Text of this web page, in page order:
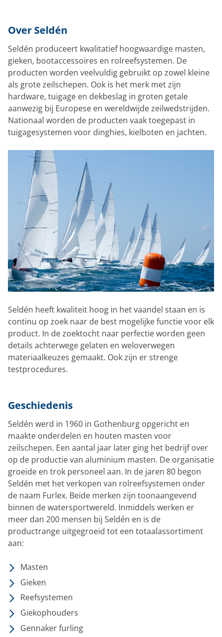
Over Seldén
Seldén produceert kwalitatief hoogwaardige masten,
gieken, bootaccessoires en rolreefsystemen. De
producten worden veelvuldig gebruikt op zowel kleine
als grote zeilschepen. Ook is het merk met zijn
hardware, tuigage en dekbeslag in groten getale
aanwezig bij Europese en wereldwijde zeilwedstrijden.
Nationaal worden de producten vaak toegepast in
tuigagesystemen voor dinghies, kielboten en jachten.
Seldén heeft kwaliteit hoog in het vaandel staan en is
continu op zoek naar de best mogelijke functie voor elk
product. In de zoektocht naar perfectie worden geen
details achterwege gelaten en weloverwegen
materiaalkeuzes gemaakt. Ook zijn er strenge
testprocedures.
Geschiedenis
Seldén werd in 1960 in Gothenburg opgericht en
maakte onderdelen en houten masten voor
zeilschepen. Een aantal jaar later ging het bedrijf over
op de productie van aluminium masten. De organisatie
groeide en trok personeel aan. In de jaren 80 begon
Seldén met het verkopen van rolreefsystemen onder
de naam Furlex. Beide merken zijn toonaangevend
binnen de watersportwereld. Inmiddels werken er
meer dan 200 mensen bij Seldén en is de
productrange uitgegroeid tot een totaalassortiment
aan:
Masten
Gieken
Reefsystemen
Giekophouders
Gennaker furling